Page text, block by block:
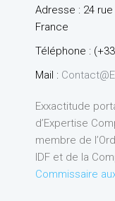
Adresse : 24
France
Téléphone :
Mail :
Exxactitude
d’Expertise
membre de
IDF et de la
Commissaire